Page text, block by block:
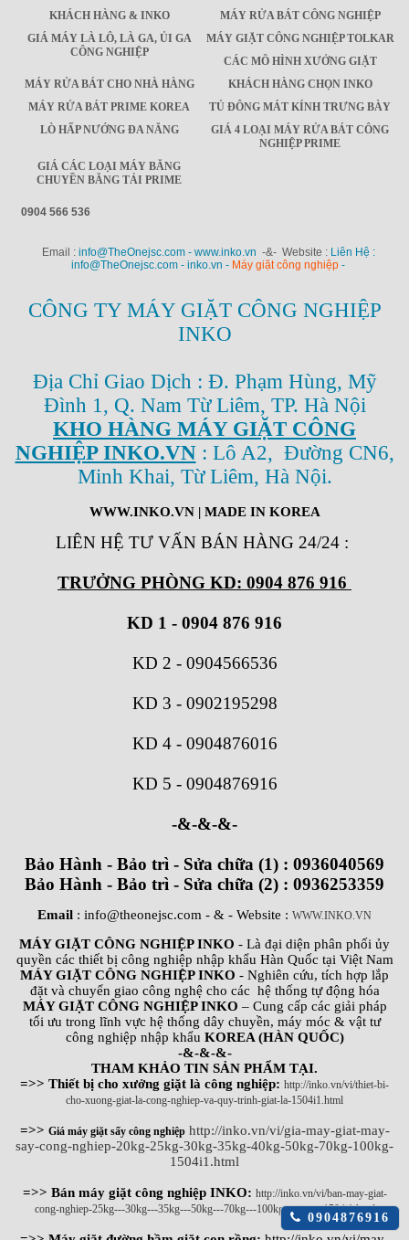
KHÁCH HÀNG & INKO
MÁY RỬA BÁT CÔNG NGHIỆP
GIÁ MÁY LÀ LÔ, LÀ GA, ỦI GA
CÔNG NGHIỆP
MÁY GIẶT CÔNG NGHIỆP TOLKAR
CÁC MÔ HÌNH XƯỞNG GIẶT
MÁY RỬA BÁT CHO NHÀ HÀNG
KHÁCH HÀNG CHỌN INKO
MÁY RỬA BÁT PRIME KOREA
TỦ ĐÔNG MÁT KÍNH TRƯNG BÀY
LÒ HẤP NƯỚNG ĐA NĂNG
GIÁ 4 LOẠI MÁY RỬA BÁT CÔNG
NGHIỆP PRIME
GIÁ CÁC LOẠI MÁY BĂNG
CHUYỀN BĂNG TẢI PRIME
0904 566 536
Email : info@TheOnejsc.com - www.inko.vn -&- Website : Liên Hệ :
info@TheOnejsc.com - inko.vn - Máy giặt công nghiệp -
Click
để
0904876916
CÔNG TY MÁY GIẶT CÔNG NGHIỆP
INKO
Địa Chỉ Giao Dịch : Đ. Phạm Hùng, Mỹ
Đình 1, Q. Nam Từ Liêm, TP. Hà Nội
KHO HÀNG MÁY GIẶT CÔNG
NGHIỆP INKO.VN: Lô A2, Đường CN6,
Minh Khai, Từ Liêm, Hà Nội.
WWW.INKO.VN| MADE IN KOREA
LIÊN HỆ TƯ VẤN BÁN HÀNG 24/24 :
TRƯỞNG PHÒNG KD: 0904 876 916
KD 1 - 0904 876 916
KD 2 - 0904566536
KD 3 - 0902195298
KD 4 - 0904876016
KD 5 - 0904876916
-&-&-&-
Bảo Hành - Bảo trì - Sửa chữa (1) : 0936040569
Bảo Hành - Bảo trì - Sửa chữa (2) : 0936253359
Email : info@theonejsc.com - & - Website : WWW.INKO.VN
MÁY GIẶT CÔNG NGHIỆP INKO - Là đại diện phân phối ủy
quyền các thiết bị công nghiệp nhập khẩu Hàn Quốc tại Việt Nam
MÁY GIẶT CÔNG NGHIỆP INKO - Nghiên cứu, tích hợp lắp
đặt và chuyển giao công nghệ cho các hệ thống tự động hóa
MÁY GIẶT CÔNG NGHIỆP INKO – Cung cấp các giải pháp
tối ưu trong lĩnh vực hệ thống dây chuyền, máy móc & vật tư
công nghiệp nhập khẩu KOREA (HÀN QUỐC)
-&-&-&-
THAM KHẢO TIN SẢN PHẨM TẠI.
=>> Thiết bị cho xưởng giặt là công nghiệp: http://inko.vn/vi/thiet-bi-
cho-xuong-giat-la-cong-nghiep-va-quy-trinh-giat-la-1504i1.html
=>> Giá máy giặt sấy công nghiệp http://inko.vn/vi/gia-may-giat-may-
say-cong-nghiep-20kg-25kg-30kg-35kg-40kg-50kg-70kg-100kg-
1504i1.html
=>> Bán máy giặt công nghiệp INKO: http://inko.vn/vi/ban-may-giat-
cong-nghiep-25kg---30kg---35kg---50kg---70kg---100kg---gia-re-1504i1.html